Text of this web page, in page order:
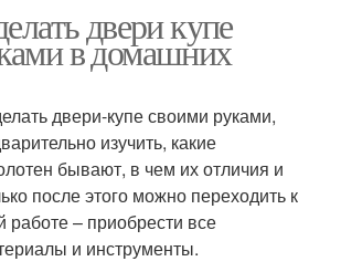
двери купе
в домашних
двери-купе своими руками,
изучить, какие
бывают, в чем их отличия и
после этого можно переходить к
работе – приобрести все
и инструменты.